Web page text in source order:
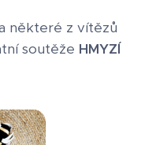
některé z vítězů
soutěže HMYZÍ